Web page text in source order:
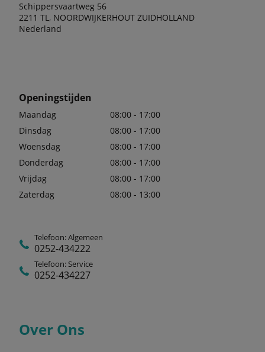
Schippersvaartweg 56
2211 TL, NOORDWIJKERHOUT ZUIDHOLLAND
Nederland
Openingstijden
Maandag
08:00 - 17:00
Dinsdag
08:00 - 17:00
Woensdag
08:00 - 17:00
Donderdag
08:00 - 17:00
Vrijdag
08:00 - 17:00
Zaterdag
08:00 - 13:00
Telefoon: Algemeen
0252-434222
Telefoon: Service
0252-434227
Over Ons